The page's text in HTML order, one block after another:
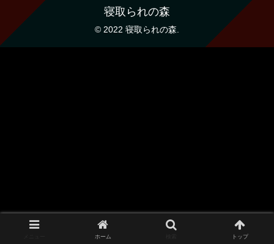
寝取られの森
© 2022 寝取られの森.
ホーム トップ